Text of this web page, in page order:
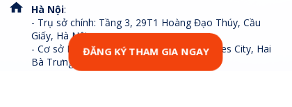
ĐĂNG KÝ THAM GIA NGAY
Hà Nội:
- Trụ sở chính: Tầng 3, 29T1 Hoàng Đạo Thúy, Cầu
Giấy, Hà Nội.
- Cơ sở Hai Bà Trưng: P01SH08 Park1 Times City, Hai
Bà Trưng, Hà Nội.